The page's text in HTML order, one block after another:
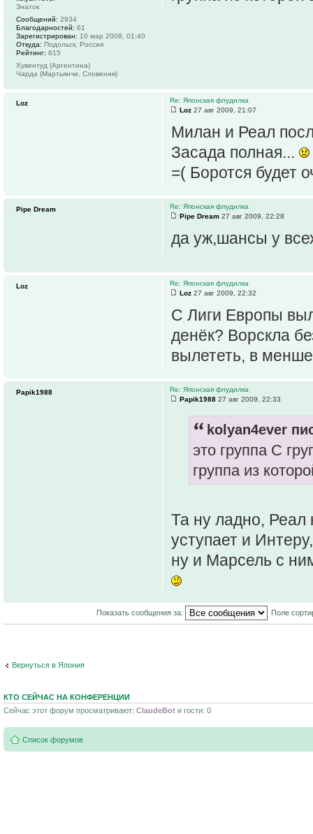
Знаток
Сообщений: 2934
Благодарностей: 61
Зарегистрирован: 10 мар 2008, 01:40
Откуда: Подольск, Россия
Рейтинг: 615
Хувентуд (Аргентина)
Чарда (Мартьянчи, Словения)
Re: Японская флудилка
Loz 27 авг 2009, 21:07
Милан и Реал
Засада полная...
=( Боротся будет
Loz
Re: Японская флудилка
Pipe Dream 27 авг 2009, 22:28
да уж,шансы у
Pipe Dream
Re: Японская флудилка
Loz 27 авг 2009, 22:32
С Лиги Европы
денёк? Ворскла
вылететь, в
Loz
Re: Японская флудилка
Papik1988 27 авг 2009, 22:33
kolyan4ever
это группа С
группа из
Та ну ладно, Реал
уступает и
ну и Марсель с
Papik1988
Показать сообщения за: Поле
Вернуться в Япония
КТО СЕЙЧАС НА КОНФЕРЕНЦИИ
Сейчас этот форум просматривают: ClaudeBot и гости: 0
Список форумов